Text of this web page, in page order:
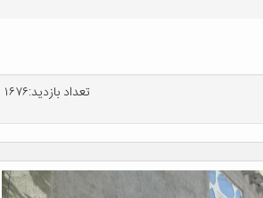
تعداد بازدید:۱۶۷۶